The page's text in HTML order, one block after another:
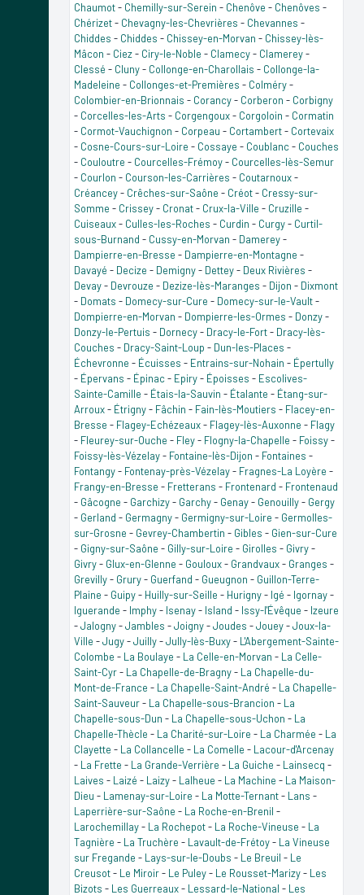
Chaumot- Chemilly-sur-Serein - Chenôve - Chenôves -
Chérizet- Chevagny-les-Chevrières - Chevannes -
Chiddes - Chiddes - Chissey-en-Morvan - Chissey-lès-
Mâcon - Ciez- Ciry-le-Noble - Clamecy- Clamerey-
Clessé - Cluny- Collonge-en-Charollais - Collonge-la-
Madeleine - Collonges-et-Premières - Colméry-
Colombier-en-Brionnais - Corancy- Corberon - Corbigny
- Corcelles-les-Arts - Corgengoux- Corgoloin - Cormatin
- Cormot-Vauchignon - Corpeau - Cortambert- Cortevaix
- Cosne-Cours-sur-Loire - Cossaye - Coublanc - Couches
- Couloutre - Courcelles-Frémoy- Courcelles-lès-Semur
- Courlon - Courson-les-Carrières - Coutarnoux-
Créancey- Crêches-sur-Saône - Créot- Cressy-sur-
Somme - Crissey- Cronat- Crux-la-Ville - Cruzille -
Cuiseaux- Culles-les-Roches - Curdin - Curgy- Curtil-
sous-Burnand - Cussy-en-Morvan - Damerey-
Dampierre-en-Bresse - Dampierre-en-Montagne -
Davayé - Decize - Demigny- Dettey- Deux Rivières -
Devay- Devrouze - Dezize-lès-Maranges - Dijon - Dixmont
- Domats - Domecy-sur-Cure - Domecy-sur-le-Vault-
Dompierre-en-Morvan - Dompierre-les-Ormes - Donzy-
Donzy-le-Pertuis - Dornecy- Dracy-le-Fort- Dracy-lès-
Couches - Dracy-Saint-Loup - Dun-les-Places -
Échevronne - Écuisses - Entrains-sur-Nohain - Épertully
- Épervans - Épinac - Epiry- Époisses - Escolives-
Sainte-Camille - Étais-la-Sauvin - Étalante - Étang-sur-
Arroux- Étrigny- Fâchin - Fain-lès-Moutiers - Flacey-en-
Bresse - Flagey-Echézeaux- Flagey-lès-Auxonne - Flagy
- Fleurey-sur-Ouche - Fley- Flogny-la-Chapelle - Foissy-
Foissy-lès-Vézelay- Fontaine-lès-Dijon - Fontaines -
Fontangy- Fontenay-près-Vézelay- Fragnes-La Loyère -
Frangy-en-Bresse - Fretterans - Frontenard - Frontenaud
- Gâcogne - Garchizy- Garchy- Genay- Genouilly- Gergy
- Gerland - Germagny- Germigny-sur-Loire - Germolles-
sur-Grosne - Gevrey-Chambertin - Gibles - Gien-sur-Cure
- Gigny-sur-Saône - Gilly-sur-Loire - Girolles - Givry-
Givry- Glux-en-Glenne - Gouloux- Grandvaux- Granges -
Grevilly- Grury- Guerfand - Gueugnon - Guillon-Terre-
Plaine - Guipy- Huilly-sur-Seille - Hurigny- Igé - Igornay-
Iguerande - Imphy- Isenay- Island - Issy-l'Évêque - Izeure
-Jalogny-Jambles -Joigny-Joudes -Jouey-Joux-la-
Ville -Jugy-Juilly-Jully-lès-Buxy- L'Abergement-Sainte-
Colombe - La Boulaye - La Celle-en-Morvan - La Celle-
Saint-Cyr- La Chapelle-de-Bragny- La Chapelle-du-
Mont-de-France - La Chapelle-Saint-André - La Chapelle-
Saint-Sauveur- La Chapelle-sous-Brancion - La
Chapelle-sous-Dun - La Chapelle-sous-Uchon - La
Chapelle-Thècle - La Charité-sur-Loire - La Charmée - La
Clayette - La Collancelle - La Comelle - Lacour-d'Arcenay
- La Frette - La Grande-Verrière - La Guiche - Lainsecq -
Laives - Laizé - Laizy- Lalheue - La Machine - La Maison-
Dieu - Lamenay-sur-Loire - La Motte-Ternant- Lans -
Laperrière-sur-Saône - La Roche-en-Brenil -
Larochemillay- La Rochepot- La Roche-Vineuse - La
Tagnière - La Truchère - Lavault-de-Frétoy- La Vineuse
sur Fregande - Lays-sur-le-Doubs - Le Breuil - Le
Creusot- Le Miroir- Le Puley- Le Rousset-Marizy- Les
Bizots - Les Guerreaux- Lessard-le-National - Les